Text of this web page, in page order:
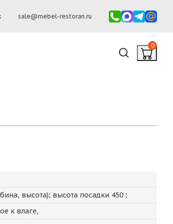
sale@mebel-restoran.ru
0
высота); высота посадки 450 ;
к влаге,